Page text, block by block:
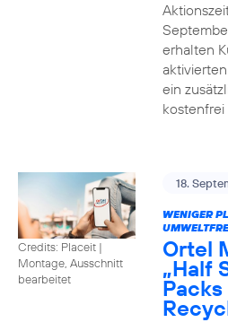
erhalten
ein
kostenfrei
Credits: Placeit |
Montage, Ausschnitt
bearbeitet
18.
WENIGER
Ortel
„Half
Packs